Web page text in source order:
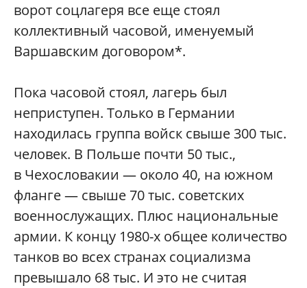
ворот соцлагеря все еще стоял
коллективный часовой, именуемый
Варшавским договором*.
Пока часовой стоял, лагерь был
неприступен. Только в Германии
находилась группа войск свыше 300 тыс.
человек. В Польше почти 50 тыс.,
в Чехословакии — около 40, на южном
фланге — свыше 70 тыс. советских
военнослужащих. Плюс национальные
армии. К концу 1980-х общее количество
танков во всех странах социализма
превышало 68 тыс. И это не считая